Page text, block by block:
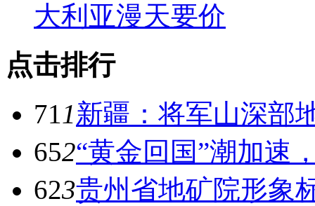
大利亚漫天要价
点击排行
711新疆：将军山深部
652“黄金回国”潮加速
623贵州省地矿院形象